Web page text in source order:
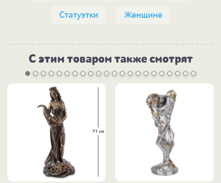
Статуэтки Женщине
С этим товаром также смотрят